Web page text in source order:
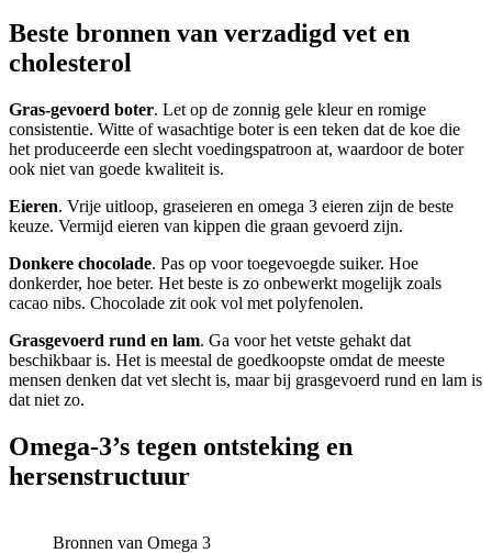
Beste bronnen van verzadigd vet en
cholesterol
Gras-gevoerd boter. Let op de zonnig gele kleur en romige
consistentie. Witte of wasachtige boter is een teken dat de koe die
het produceerde een slecht voedingspatroon at, waardoor de boter
ook niet van goede kwaliteit is.
Eieren. Vrije uitloop, graseieren en omega 3 eieren zijn de beste
keuze. Vermijd eieren van kippen die graan gevoerd zijn.
Donkere chocolade. Pas op voor toegevoegde suiker. Hoe
donkerder, hoe beter. Het beste is zo onbewerkt mogelijk zoals
cacao nibs. Chocolade zit ook vol met polyfenolen.
Grasgevoerd rund en lam. Ga voor het vetste gehakt dat
beschikbaar is. Het is meestal de goedkoopste omdat de meeste
mensen denken dat vet slecht is, maar bij grasgevoerd rund en lam is
dat niet zo.
Omega-3’s tegen ontsteking en
hersenstructuur
Bronnen van Omega 3